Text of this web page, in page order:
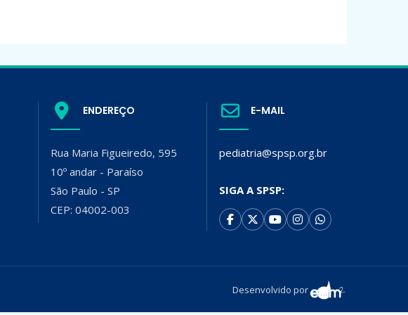
ENDEREÇO
Rua Maria Figueiredo, 595
10º andar - Paraíso
São Paulo - SP
CEP: 04002-003
E-MAIL
pediatria@spsp.org.br
SIGA A SPSP:
Desenvolvido por